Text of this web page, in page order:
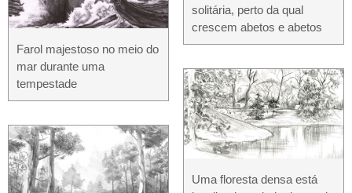
Farol majestoso no meio do
mar durante uma
tempestade
solitária, perto da qual
crescem abetos e abetos
Uma floresta densa está